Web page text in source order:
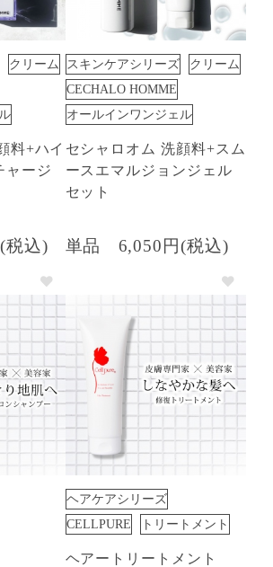
クリーム
料+ハイ
ャージ
税込)
スキンケアシリーズ
クリーム
CECHALO HOMME
オールインワンジェル
セシャロオム 洗顔料+スム
ースエマルジョンジェル
セット
単品 6,050円(税込)
ヘアケアシリーズ
CELLPURE
トリートメント
ヘアートリートメント